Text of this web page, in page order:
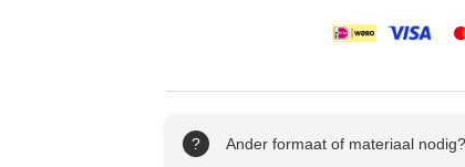
? Ander formaat of materiaal nodig?